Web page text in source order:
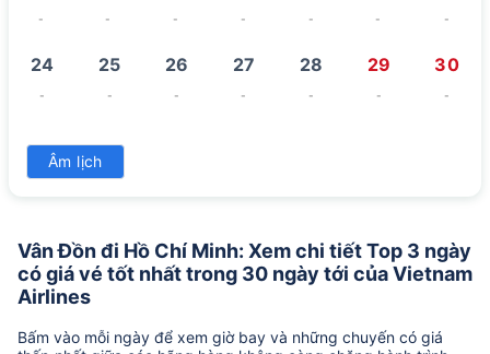
- - - - - - -
24
-
25
-
26
-
27
-
28
-
29
-
30
-
31
Âm lịch
Vân Đồn đi Hồ Chí Minh: Xem chi tiết Top 3 ngày
có giá vé tốt nhất trong 30 ngày tới của Vietnam
Airlines
Bấm vào mỗi ngày để xem giờ bay và những chuyến có giá